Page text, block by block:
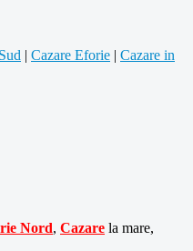
| Cazare Eforie | Cazare in
Nord, Cazare la mare,